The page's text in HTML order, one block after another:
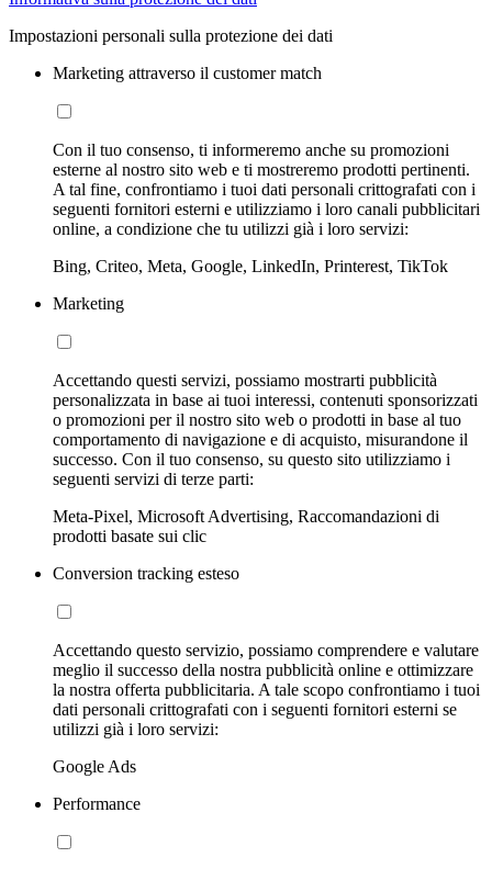
Impostazioni personali sulla protezione dei dati
Marketing attraverso il customer match
Con il tuo consenso, ti informeremo anche su promozioni
esterne al nostro sito web e ti mostreremo prodotti pertinenti.
A tal fine, confrontiamo i tuoi dati personali crittografati con i
seguenti fornitori esterni e utilizziamo i loro canali pubblicitari
online, a condizione che tu utilizzi già i loro servizi:
Bing, Criteo, Meta, Google, LinkedIn, Printerest, TikTok
Marketing
Accettando questi servizi, possiamo mostrarti pubblicità
personalizzata in base ai tuoi interessi, contenuti sponsorizzati
o promozioni per il nostro sito web o prodotti in base al tuo
comportamento di navigazione e di acquisto, misurandone il
successo. Con il tuo consenso, su questo sito utilizziamo i
seguenti servizi di terze parti:
Meta-Pixel, Microsoft Advertising, Raccomandazioni di
prodotti basate sui clic
Conversion tracking esteso
Accettando questo servizio, possiamo comprendere e valutare
meglio il successo della nostra pubblicità online e ottimizzare
la nostra offerta pubblicitaria. A tale scopo confrontiamo i tuoi
dati personali crittografati con i seguenti fornitori esterni se
utilizzi già i loro servizi:
Google Ads
Performance